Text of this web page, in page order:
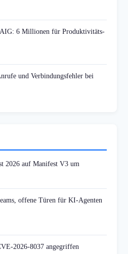
6 Millionen für Produktivitäts-
und Verbindungsfehler bei
2026 auf Manifest V3 um
offene Türen für KI-Agenten
2026-8037 angegriffen